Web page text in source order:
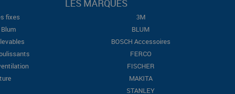
fixes
LES MARQUES
3M
BLUM
BOSCH Accessoires
FERCO
FISCHER
MAKITA
STANLEY